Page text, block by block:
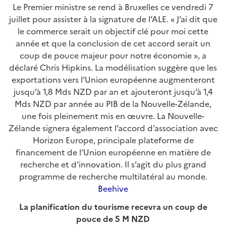
Le Premier ministre se rend à Bruxelles ce vendredi 7
juillet pour assister à la signature de l’ALE. « J’ai dit que
le commerce serait un objectif clé pour moi cette
année et que la conclusion de cet accord serait un
coup de pouce majeur pour notre économie », a
déclaré Chris Hipkins. La modélisation suggère que les
exportations vers l’Union européenne augmenteront
jusqu’à 1,8 Mds NZD par an et ajouteront jusqu’à 1,4
Mds NZD par année au PIB de la Nouvelle-Zélande,
une fois pleinement mis en œuvre. La Nouvelle-
Zélande signera également l’accord d’association avec
Horizon Europe, principale plateforme de
financement de l’Union européenne en matière de
recherche et d’innovation. Il s’agit du plus grand
programme de recherche multilatéral au monde.
Beehive
La planification du tourisme recevra un coup de
pouce de 5 M NZD